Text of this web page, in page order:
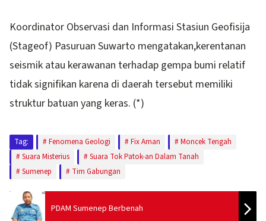
Koordinator Observasi dan Informasi Stasiun Geofisija
(Stageof) Pasuruan Suwarto mengatakan,kerentanan
seismik atau kerawanan terhadap gempa bumi relatif
tidak signifikan karena di daerah tersebut memiliki
struktur batuan yang keras. (*)
Tag: Fenomena Geologi Fix Aman
Moncek Tengah
Suara Misterius
Suara Tok Patok-an Dalam Tanah
Sumenep
Tim Gabungan
PDAM Sumenep Berbenah